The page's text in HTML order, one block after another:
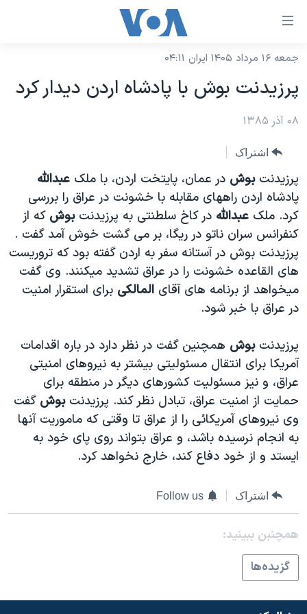
لینکهای
دسترسی
جهش
به
محتوای
جهش
به
صفحه
اصلی
جهش
به
جستجو
نسخه سبک وب‌سایت
موضوع ها
ایران
جهان
ورزشی
ویژه برنامه‌ها
ویدیوها
حقوق شهروندی
اقتصادی
علم و فناوری
اسرائیل در جنگ
گالری عکس
برنامه های تلویزیونی
جدول برنامه ها
صفحه‌های ویژه
جام جهانی ۲۰۲۶
عملیات خشم حماسی
۲۵۰سالگی آمریکا
بایگانی برنامه‌های تلویزیونی
انتخابات ریاست جمهوری آمریکا ۲۰۲۴
حمله جمهوری اسلامی به اسرائیل
رمز مهسا
ورزش زنان در ایران
اعتراضات زن، زندگی، آزادی
مجموعه مستندهای دادخواهی
تریبونال مردمی آبان ۹۸
دادگاه حمید نوری
چهل سال گروگان‌گیری
قانون شفافیت دارائی کادر رهبری ایران
فرکانس‌های صدای آمریکا
پخش رادیویی
یادگیری زبان انگلیسی
دنبال کنید
زبانهای مختلف
جمعه ۱۶ مرداد ۱۴۰۵ ایران ۰۴:۱۱
پرزيدنت بوش با پادشاه اردن ديدار کرد
۰۸ آذر ۱۳۸۵
اشتراک
پرزيدنتبوش در عمان، پايتخت اردن، با ملک عبدالله
پادشاه اردن راههای مقابله با خشونت در عراق را بررسی
کرد. ملک عبدالله در کاخ سلطنتی به پرزيدنتبوش که از
کنفرانس سران ناتو در ريگا، بر می گشت خوش آمد گفت .
پرزيدنت بوش در آستانه سفر به اردن گفته بود که تروريست
های القاعده خشونت را در عراق تشديد ميکنند. وی گفت
ميخواهد از برنامه های آقای المالکی برای استقرار امنيت
در عراق با خبر شود.
پرزيدنتبوش همچنين گفت در نظر دارد در باره اقدامات
آمريکا برای انتقال مسئوليتی بيشتر به نيروهای امنيتی
عراق، و نيز مسئوليت کشورهای ديگر در منطقه برای
حمايت از امنيت عراق، تبادل نظر کند. پرزيدنتبوش گفت
وی نيروهای آمريکائی را از عراق تا وقتی که ماموريت آنها
به انجام نرسيده باشد، و عراق بتواند روی پای خود به
ايستد و از خود دفاع کند، خارج نخواهد کرد.
اشتراک Follow us
همچنبن ببینید:
گزيده‌ها